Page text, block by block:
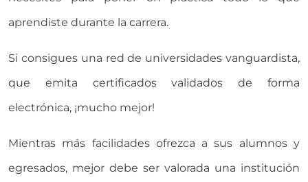
aprendiste durante la carrera.
Si consigues una red de universidades vanguardista,
que emita certificados validados de forma
electrónica, ¡mucho mejor!
Mientras más facilidades ofrezca a sus alumnos y
egresados, mejor debe ser valorada una institución